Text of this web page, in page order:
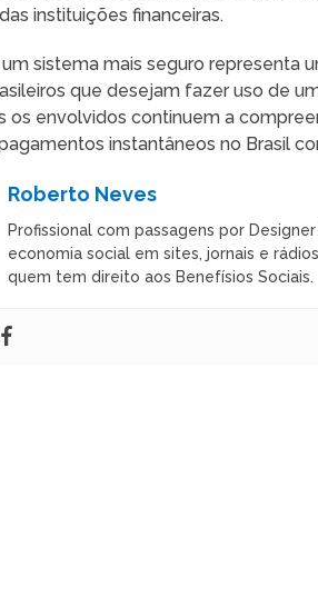
instituições financeiras.
sistema mais seguro representa
que desejam fazer uso de
os envolvidos continuem a
instantâneos no Brasil
Roberto Neves
Profissional com passagens por
economia social em sites, jornais e
quem tem direito aos Benefísios Sociais.